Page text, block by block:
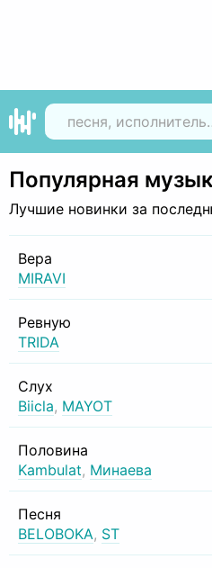
Популярная
Лучшие новинки за
Вера
MIRAVI
Ревную
TRIDA
Слух
Biicla, MAYOT
Половина
Kambulat, Минаева
Песня
BELOBOKA, ST